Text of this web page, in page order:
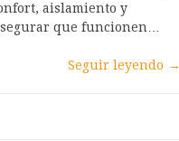
aislamiento y
que funcionen…
Seguir leyendo →